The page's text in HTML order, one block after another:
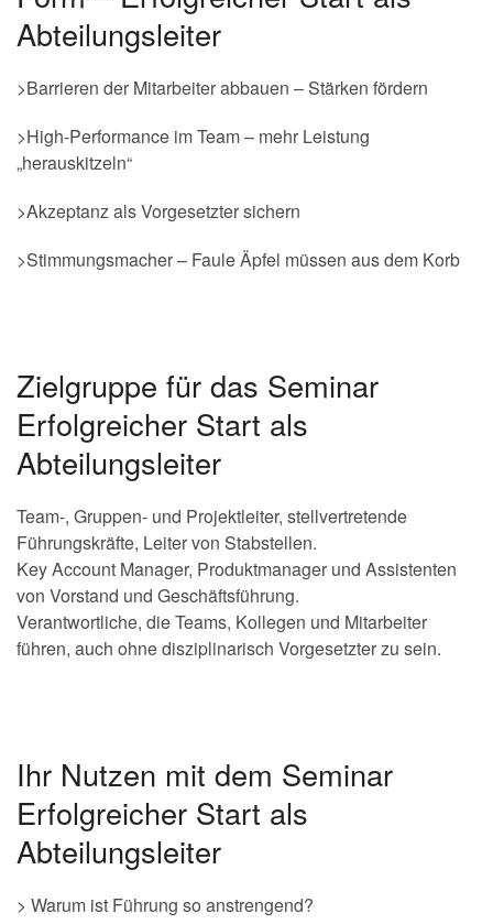
Abteilungsleiter
>Barrieren der Mitarbeiter abbauen – Stärken fördern
>High-Performance im Team – mehr Leistung
„herauskitzeln“
>Akzeptanz als Vorgesetzter sichern
>Stimmungsmacher – Faule Äpfel müssen aus dem Korb
Zielgruppe für das Seminar
Erfolgreicher Start als
Abteilungsleiter
Team-, Gruppen- und Projektleiter, stellvertretende
Führungskräfte, Leiter von Stabstellen.
Key Account Manager, Produktmanager und Assistenten
von Vorstand und Geschäftsführung.
Verantwortliche, die Teams, Kollegen und Mitarbeiter
führen, auch ohne disziplinarisch Vorgesetzter zu sein.
Ihr Nutzen mit dem Seminar
Erfolgreicher Start als
Abteilungsleiter
> Warum ist Führung so anstrengend?